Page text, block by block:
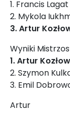
1. Francis
2. Mykola
3. Artur
Wyniki
1. Artur
2. Szymon
3. Emil
Artur